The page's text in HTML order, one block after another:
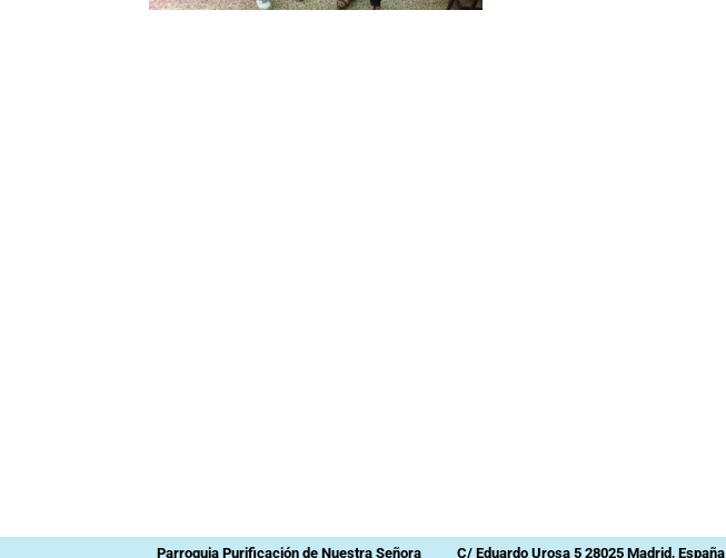
Parroquia Purificación de Nuestra Señora C/ Eduardo Urosa 5 28025 Madrid, España